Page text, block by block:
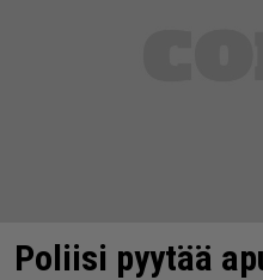
Poliisi pyytää